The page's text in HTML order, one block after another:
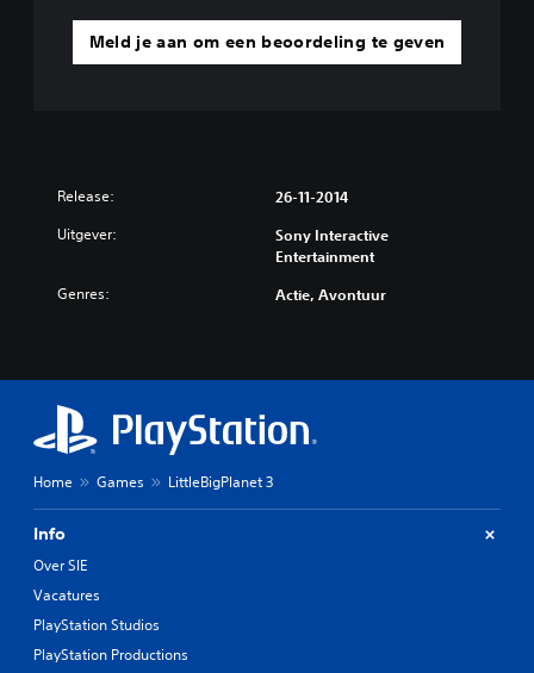
Meld je aan om een beoordeling te geven
Release: 26-11-2014
Uitgever:
Sony Interactive
Entertainment
Genres: Actie, Avontuur
Home Games LittleBigPlanet 3
Info
Over SIE
Vacatures
PlayStation Studios
PlayStation Productions